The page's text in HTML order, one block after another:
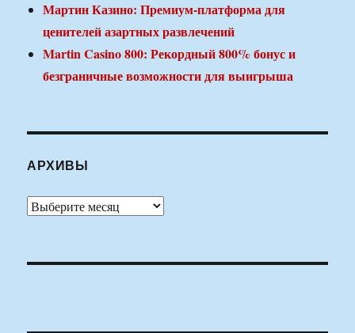
Мартин Казино: Премиум-платформа для
ценителей азартных развлечений
Martin Casino 800: Рекордный 800% бонус и
безграничные возможности для выигрыша
АРХИВЫ
Архивы